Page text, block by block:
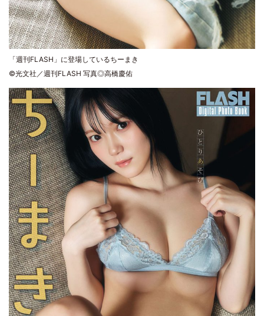
「週刊FLASH」に登場しているちーまき
©光文社／週刊FLASH 写真◎高橋慶佑